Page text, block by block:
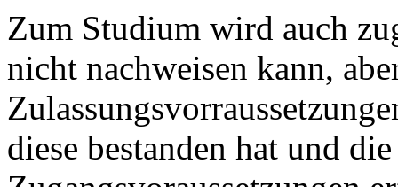
Zum Studium wird auch
nicht nachweisen kann,
diese bestanden hat und